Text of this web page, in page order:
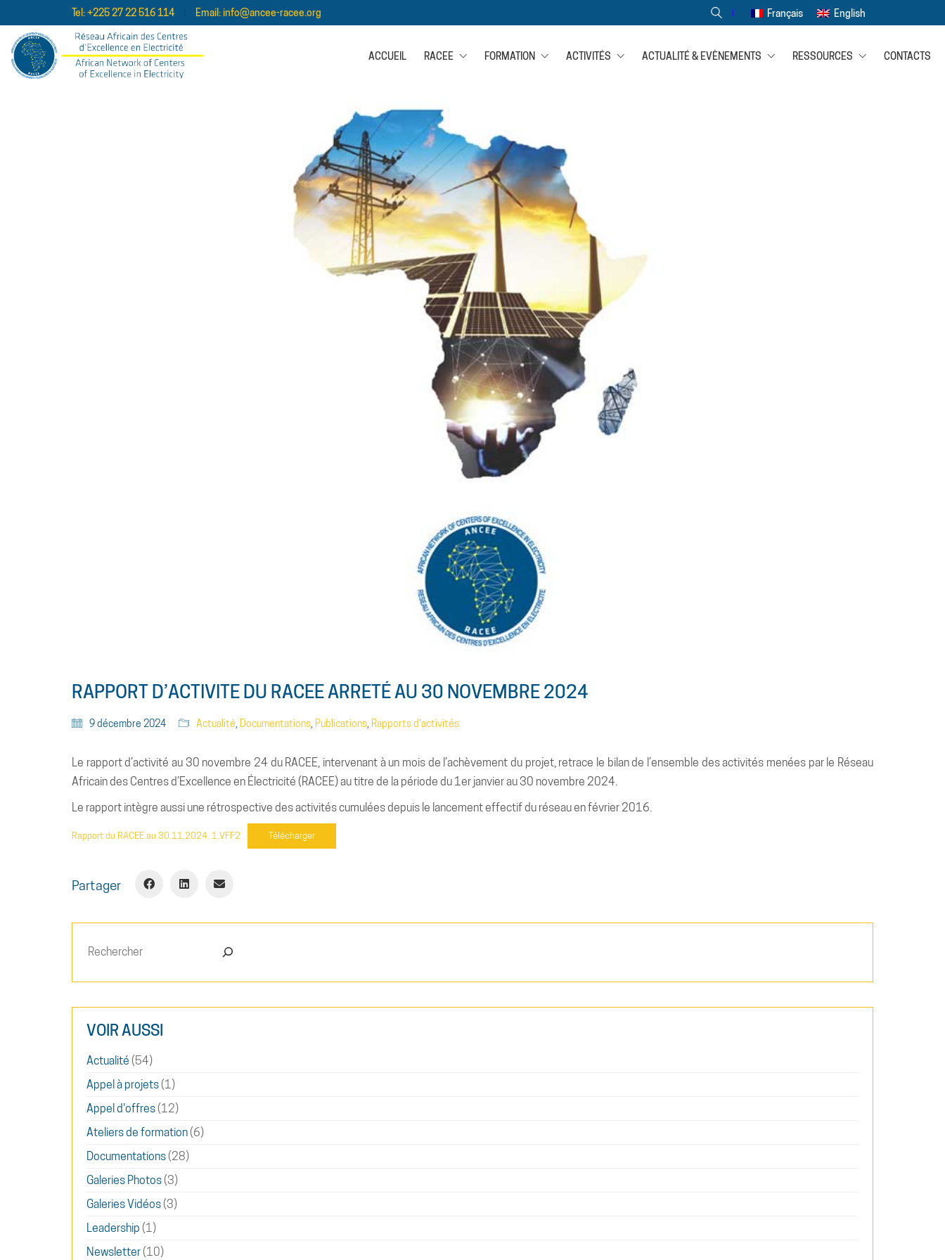
Tel:+225 27 22 516 114 Email:info@ancee-racee.org Français English
ACCUEIL RACEE FORMATION ACTIVITÉS ACTUALITÉ & EVÈNEMENTS RESSOURCES CONTACTS
RAPPORT D’ACTIVITE DU RACEE ARRETÉ AU 30 NOVEMBRE 2024
9 décembre 2024 Actualité, Documentations, Publications, Rapports d'activités
Le rapport d’activité au 30 novembre 24 du RACEE, intervenant à un mois de l’achèvement du projet, retrace le bilan de l’ensemble des activités menées par le Réseau
Africain des Centres d’Excellence en Électricité (RACEE) au titre de la période du 1er janvier au 30 novembre 2024.
Le rapport intègre aussi une rétrospective des activités cumulées depuis le lancement effectif du réseau en février 2016.
Rapport du RACEE au 30.11.2024. 1.VFF2 Télécharger
Partager
Rechercher
VOIR AUSSI
Actualité (54)
Appel à projets(1)
Appel d'offres(12)
Ateliers de formation(6)
Documentations(28)
Galeries Photos(3)
Galeries Vidéos(3)
Leadership (1)
Newsletter(10)